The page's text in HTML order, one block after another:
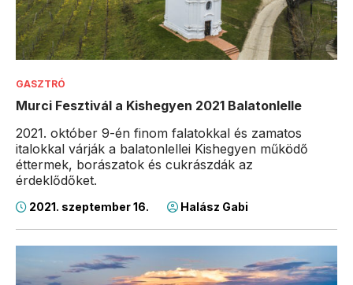
GASZTRÓ
Murci Fesztivál a Kishegyen 2021 Balatonlelle
2021. október 9-én finom falatokkal és zamatos
italokkal várják a balatonlellei Kishegyen működő
éttermek, borászatok és cukrászdák az
érdeklődőket.
2021. szeptember 16. Halász Gabi